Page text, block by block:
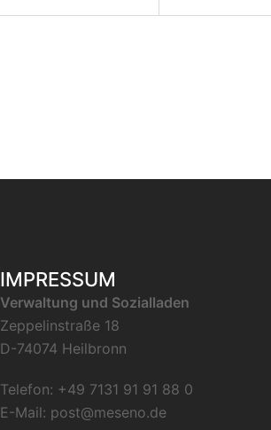
IMPRESSUM
Verwaltung und Sozialladen
Zeppelinstraße 18
D-74074 Heilbronn
Telefon: +49 7131 91 91 88 0
E-Mail: post@meseno.de